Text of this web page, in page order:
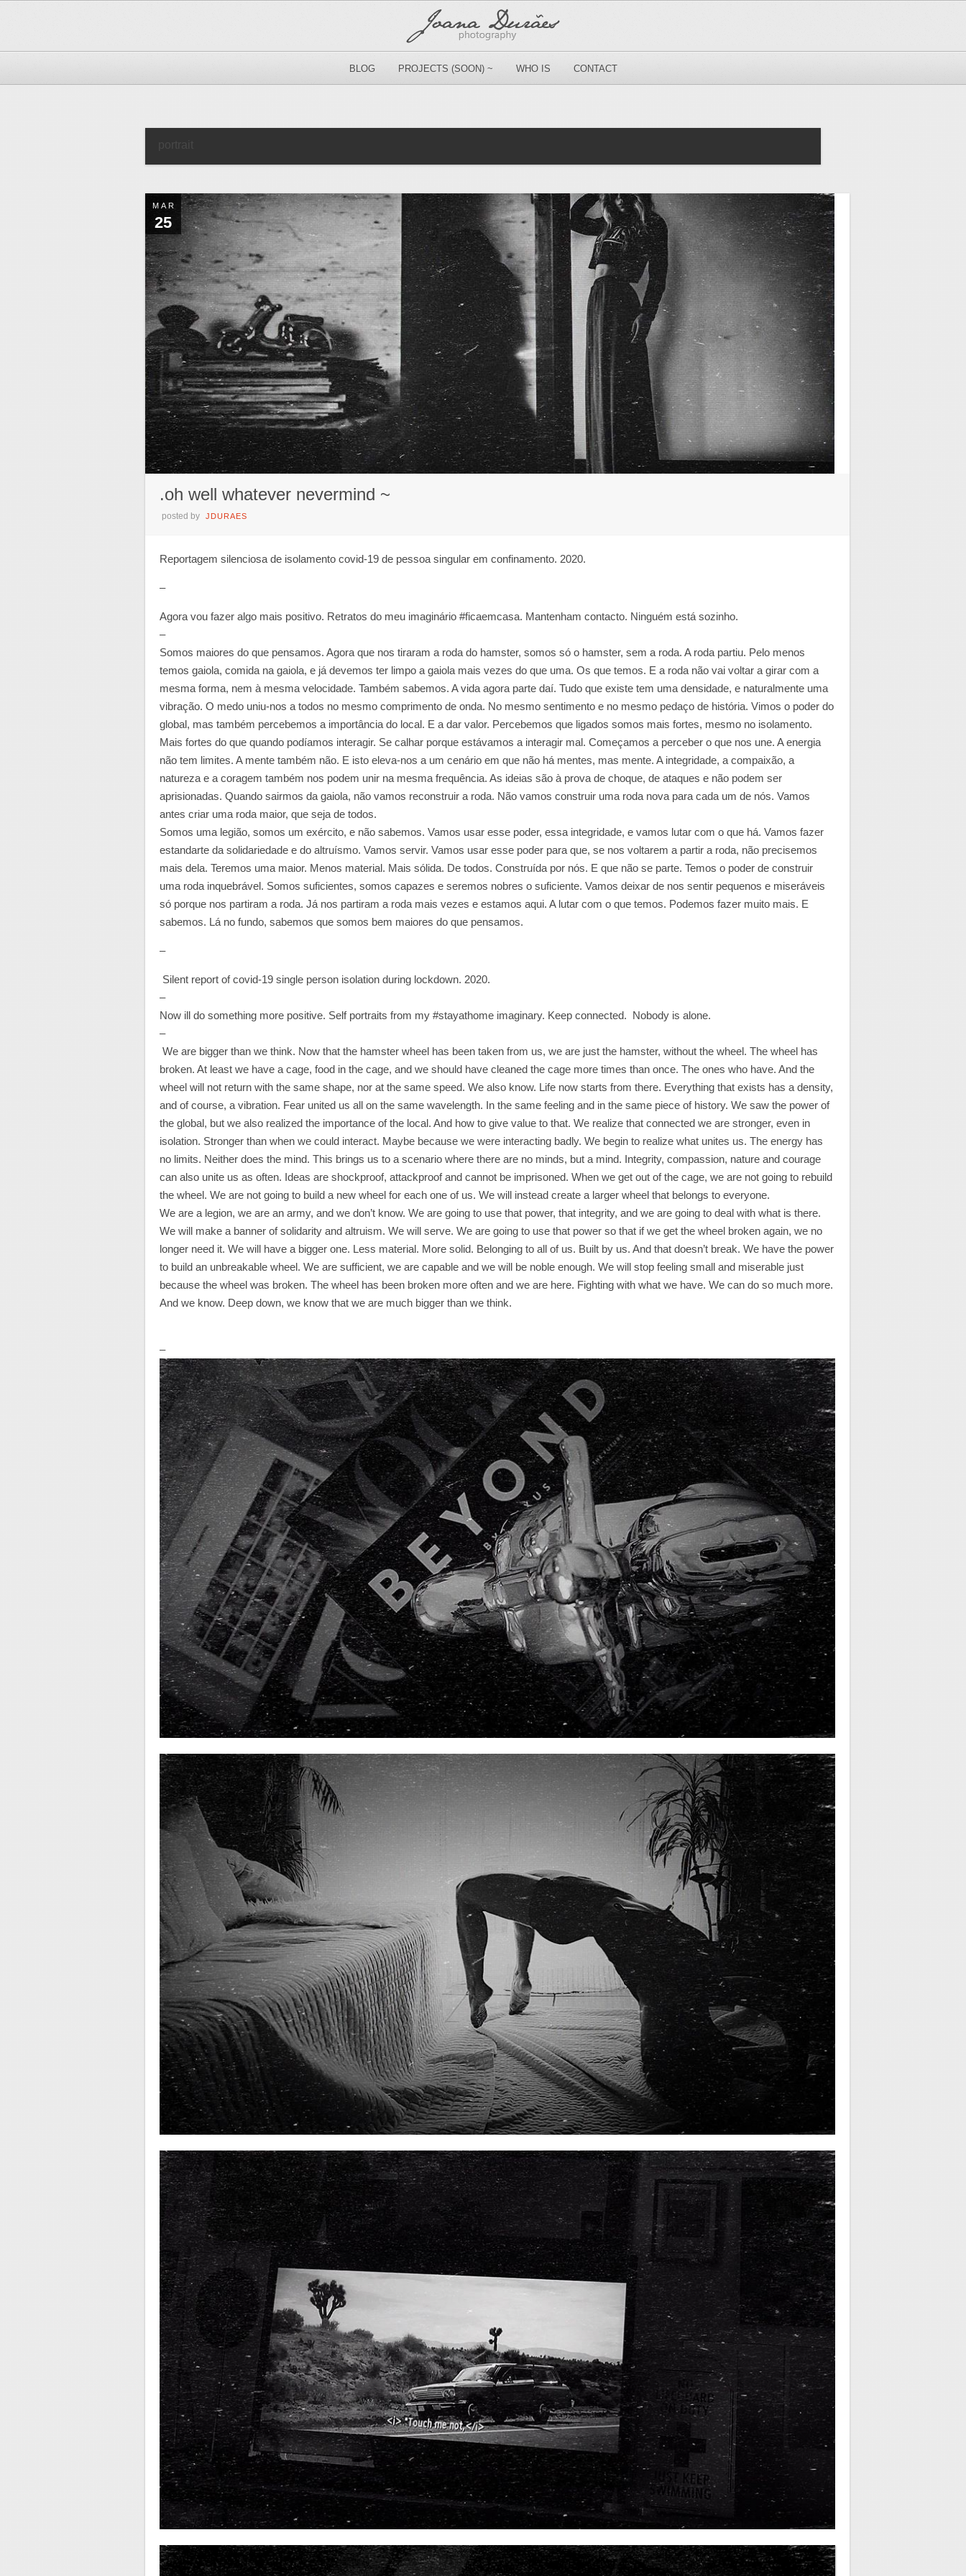
BLOG PROJECTS (SOON) ~ WHO IS CONTACT
MAR
25
.oh well whatever nevermind ~
posted by JDURAES
Reportagem silenciosa de isolamento covid-19 de pessoa singular em confinamento. 2020.
–
Agora vou fazer algo mais positivo. Retratos do meu imaginário #ficaemcasa. Mantenham contacto. Ninguém está sozinho.
–
Somos maiores do que pensamos. Agora que nos tiraram a roda do hamster, somos só o hamster, sem a roda. A roda partiu. Pelo menos
temos gaiola, comida na gaiola, e já devemos ter limpo a gaiola mais vezes do que uma. Os que temos. E a roda não vai voltar a girar com a
mesma forma, nem à mesma velocidade. Também sabemos. A vida agora parte daí. Tudo que existe tem uma densidade, e naturalmente uma
vibração. O medo uniu-nos a todos no mesmo comprimento de onda. No mesmo sentimento e no mesmo pedaço de história. Vimos o poder do
global, mas também percebemos a importância do local. E a dar valor. Percebemos que ligados somos mais fortes, mesmo no isolamento.
Mais fortes do que quando podíamos interagir. Se calhar porque estávamos a interagir mal. Começamos a perceber o que nos une. A energia
não tem limites. A mente também não. E isto eleva-nos a um cenário em que não há mentes, mas mente. A integridade, a compaixão, a
natureza e a coragem também nos podem unir na mesma frequência. As ideias são à prova de choque, de ataques e não podem ser
aprisionadas. Quando sairmos da gaiola, não vamos reconstruir a roda. Não vamos construir uma roda nova para cada um de nós. Vamos
antes criar uma roda maior, que seja de todos.
Somos uma legião, somos um exército, e não sabemos. Vamos usar esse poder, essa integridade, e vamos lutar com o que há. Vamos fazer
estandarte da solidariedade e do altruísmo. Vamos servir. Vamos usar esse poder para que, se nos voltarem a partir a roda, não precisemos
mais dela. Teremos uma maior. Menos material. Mais sólida. De todos. Construída por nós. E que não se parte. Temos o poder de construir
uma roda inquebrável. Somos suficientes, somos capazes e seremos nobres o suficiente. Vamos deixar de nos sentir pequenos e miseráveis
só porque nos partiram a roda. Já nos partiram a roda mais vezes e estamos aqui. A lutar com o que temos. Podemos fazer muito mais. E
sabemos. Lá no fundo, sabemos que somos bem maiores do que pensamos.
–
Silent report of covid-19 single person isolation during lockdown. 2020.
–
Now ill do something more positive. Self portraits from my #stayathome imaginary. Keep connected. Nobody is alone.
–
We are bigger than we think. Now that the hamster wheel has been taken from us, we are just the hamster, without the wheel. The wheel has
broken. At least we have a cage, food in the cage, and we should have cleaned the cage more times than once. The ones who have. And the
wheel will not return with the same shape, nor at the same speed. We also know. Life now starts from there. Everything that exists has a density,
and of course, a vibration. Fear united us all on the same wavelength. In the same feeling and in the same piece of history. We saw the power of
the global, but we also realized the importance of the local. And how to give value to that. We realize that connected we are stronger, even in
isolation. Stronger than when we could interact. Maybe because we were interacting badly. We begin to realize what unites us. The energy has
no limits. Neither does the mind. This brings us to a scenario where there are no minds, but a mind. Integrity, compassion, nature and courage
can also unite us as often. Ideas are shockproof, attackproof and cannot be imprisoned. When we get out of the cage, we are not going to rebuild
the wheel. We are not going to build a new wheel for each one of us. We will instead create a larger wheel that belongs to everyone.
We are a legion, we are an army, and we don’t know. We are going to use that power, that integrity, and we are going to deal with what is there.
We will make a banner of solidarity and altruism. We will serve. We are going to use that power so that if we get the wheel broken again, we no
longer need it. We will have a bigger one. Less material. More solid. Belonging to all of us. Built by us. And that doesn’t break. We have the power
to build an unbreakable wheel. We are sufficient, we are capable and we will be noble enough. We will stop feeling small and miserable just
because the wheel was broken. The wheel has been broken more often and we are here. Fighting with what we have. We can do so much more.
And we know. Deep down, we know that we are much bigger than we think.
–